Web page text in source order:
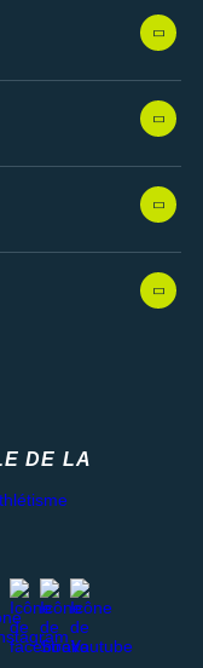
DE LA
facebook
stravayoutube